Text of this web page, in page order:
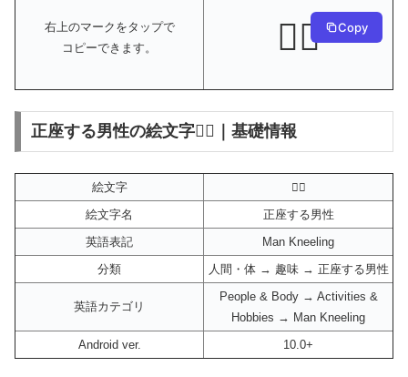
右上のマークをタップで
コピーできます。
🧎‍♂️ Copy
正座する男性の絵文字🧎‍♂️｜基礎情報
絵文字
🧎‍♂️
絵文字名
正座する男性
英語表記
Man Kneeling
分類
人間・体 → 趣味 → 正座する男性
英語カテゴリ
People & Body → Activities &
Hobbies → Man Kneeling
Android ver.
10.0+